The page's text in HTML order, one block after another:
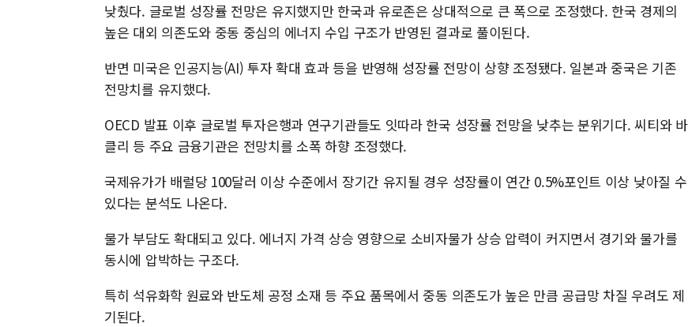
낮췄다. 글로벌 성장률 전망은 유지했지만 한국과 유로존은 상대적으로 큰 폭으로 조정했다. 한국 경제의
높은 대외 의존도와 중동 중심의 에너지 수입 구조가 반영된 결과로 풀이된다.
반면 미국은 인공지능(AI) 투자 확대 효과 등을 반영해 성장률 전망이 상향 조정됐다. 일본과 중국은 기존
전망치를 유지했다.
OECD 발표 이후 글로벌 투자은행과 연구기관들도 잇따라 한국 성장률 전망을 낮추는 분위기다. 씨티와 바
클리 등 주요 금융기관은 전망치를 소폭 하향 조정했다.
국제유가가 배럴당 100달러 이상 수준에서 장기간 유지될 경우 성장률이 연간 0.5%포인트 이상 낮아질 수
있다는 분석도 나온다.
물가 부담도 확대되고 있다. 에너지 가격 상승 영향으로 소비자물가 상승 압력이 커지면서 경기와 물가를
동시에 압박하는 구조다.
특히 석유화학 원료와 반도체 공정 소재 등 주요 품목에서 중동 의존도가 높은 만큼 공급망 차질 우려도 제
기된다.